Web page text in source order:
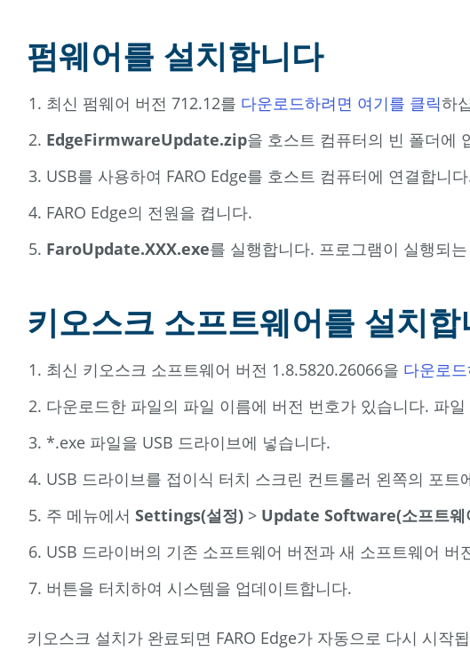
펌웨어를 설치합니다
최신 펌웨어 버전 712.12를 다운로드하려면 여기를 클릭하
EdgeFirmwareUpdate.zip을 호스트 컴퓨터의 빈 폴더에
USB를 사용하여 FARO Edge를 호스트 컴퓨터에 연결합니
FARO Edge의 전원을 켭니다.
FaroUpdate.XXX.exe를 실행합니다. 프로그램이 실행되
키오스크 소프트웨어를 설치합
최신 키오스크 소프트웨어 버전 1.8.5820.26066을 다운로
다운로드한 파일의 파일 이름에 버전 번호가 있습니다. 파
*.exe 파일을 USB 드라이브에 넣습니다.
USB 드라이브를 접이식 터치 스크린 컨트롤러 왼쪽의 포트
주 메뉴에서 Settings(설정) > Update Software(소프트웨
USB 드라이버의 기존 소프트웨어 버전과 새 소프트웨어 버
버튼을 터치하여 시스템을 업데이트합니다.
키오스크 설치가 완료되면 FARO Edge가 자동으로 다시 시